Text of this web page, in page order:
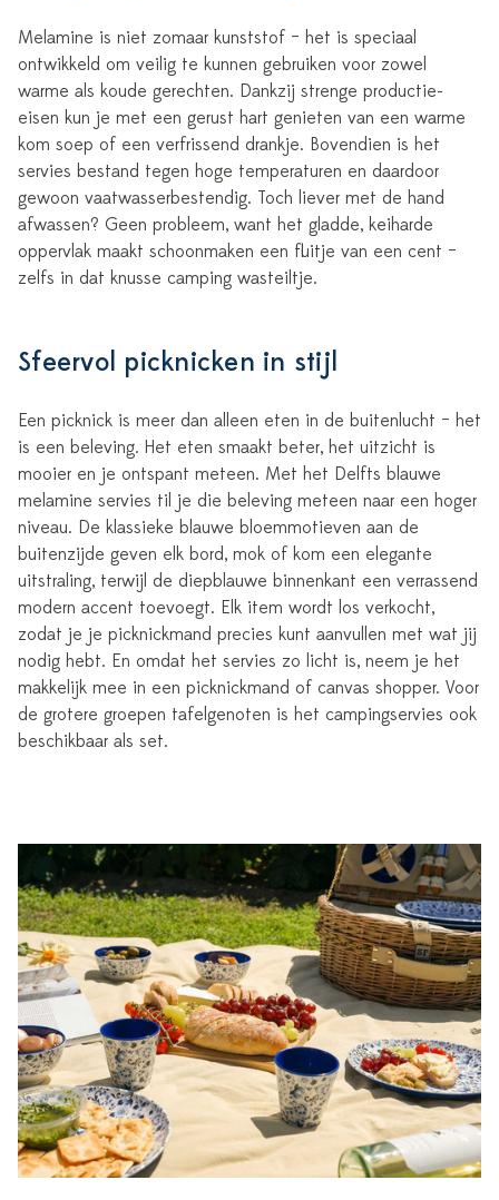
Melamine is niet zomaar kunststof – het is speciaal
ontwikkeld om veilig te kunnen gebruiken voor zowel
warme als koude gerechten. Dankzij strenge productie-
eisen kun je met een gerust hart genieten van een warme
kom soep of een verfrissend drankje. Bovendien is het
servies bestand tegen hoge temperaturen en daardoor
gewoon vaatwasserbestendig. Toch liever met de hand
afwassen? Geen probleem, want het gladde, keiharde
oppervlak maakt schoonmaken een fluitje van een cent –
zelfs in dat knusse camping wasteiltje.
Sfeervol picknicken in stijl
Een picknick is meer dan alleen eten in de buitenlucht – het
is een beleving. Het eten smaakt beter, het uitzicht is
mooier en je ontspant meteen. Met het Delfts blauwe
melamine servies til je die beleving meteen naar een hoger
niveau. De klassieke blauwe bloemmotieven aan de
buitenzijde geven elk bord, mok of kom een elegante
uitstraling, terwijl de diepblauwe binnenkant een verrassend
modern accent toevoegt. Elk item wordt los verkocht,
zodat je je picknickmand precies kunt aanvullen met wat jij
nodig hebt. En omdat het servies zo licht is, neem je het
makkelijk mee in een picknickmand of canvas shopper. Voor
de grotere groepen tafelgenoten is het campingservies ook
beschikbaar als set.